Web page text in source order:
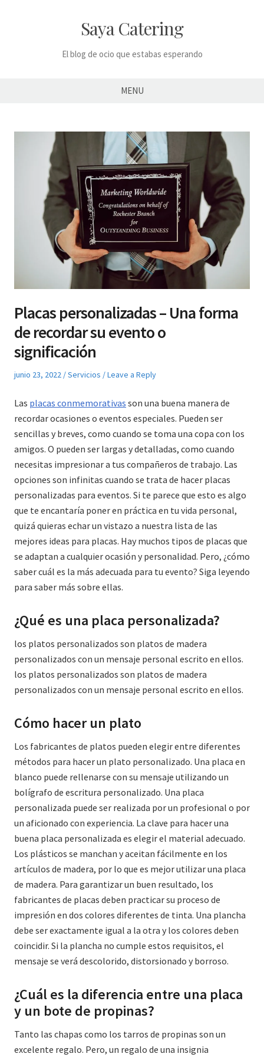
Saya Catering
El blog de ocio que estabas esperando
MENU
Placas personalizadas – Una forma
de recordar su evento o
significación
Posted
junio 23, 2022
Posted
Servicios Leave a Reply
Las placas conmemorativas son una buena manera de
recordar ocasiones o eventos especiales. Pueden ser
sencillas y breves, como cuando se toma una copa con los
amigos. O pueden ser largas y detalladas, como cuando
necesitas impresionar a tus compañeros de trabajo. Las
opciones son infinitas cuando se trata de hacer placas
personalizadas para eventos. Si te parece que esto es algo
que te encantaría poner en práctica en tu vida personal,
quizá quieras echar un vistazo a nuestra lista de las
mejores ideas para placas. Hay muchos tipos de placas que
se adaptan a cualquier ocasión y personalidad. Pero, ¿cómo
saber cuál es la más adecuada para tu evento? Siga leyendo
para saber más sobre ellas.
¿Qué es una placa personalizada?
los platos personalizados son platos de madera
personalizados con un mensaje personal escrito en ellos.
los platos personalizados son platos de madera
personalizados con un mensaje personal escrito en ellos.
Cómo hacer un plato
Los fabricantes de platos pueden elegir entre diferentes
métodos para hacer un plato personalizado. Una placa en
blanco puede rellenarse con su mensaje utilizando un
bolígrafo de escritura personalizado. Una placa
personalizada puede ser realizada por un profesional o por
un aficionado con experiencia. La clave para hacer una
buena placa personalizada es elegir el material adecuado.
Los plásticos se manchan y aceitan fácilmente en los
artículos de madera, por lo que es mejor utilizar una placa
de madera. Para garantizar un buen resultado, los
fabricantes de placas deben practicar su proceso de
impresión en dos colores diferentes de tinta. Una plancha
debe ser exactamente igual a la otra y los colores deben
coincidir. Si la plancha no cumple estos requisitos, el
mensaje se verá descolorido, distorsionado y borroso.
¿Cuál es la diferencia entre una placa
y un bote de propinas?
Tanto las chapas como los tarros de propinas son un
excelente regalo. Pero, un regalo de una insignia